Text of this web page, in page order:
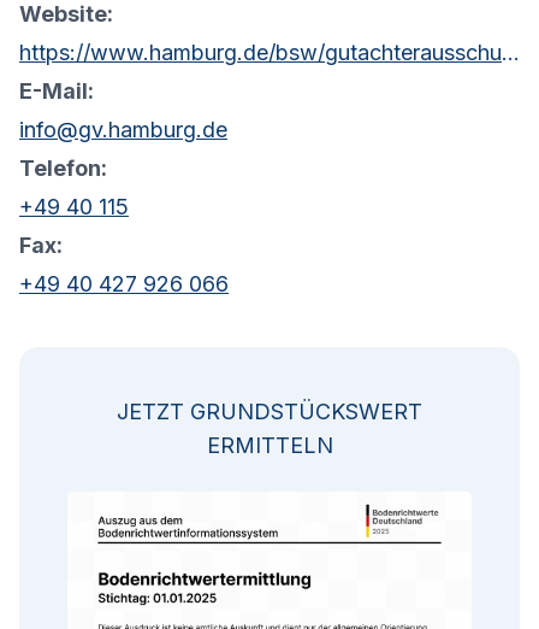
Website:
https://www.hamburg.de/bsw/gutachterausschuss
E-Mail:
info@gv.hamburg.de
Telefon:
+49 40 115
Fax:
+49 40 427 926 066
JETZT GRUNDSTÜCKSWERT
ERMITTELN